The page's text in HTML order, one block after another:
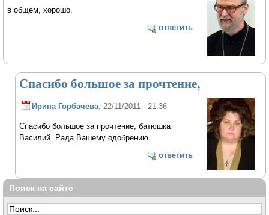
в общем, хорошо.
ответить
Спасибо большое за прочтение,
Ирина Горбачева, 22/11/2011 - 21:36
Спасибо большое за прочтение, батюшка
Василий. Рада Вашему одобрению.
ответить
Поиск на сайте